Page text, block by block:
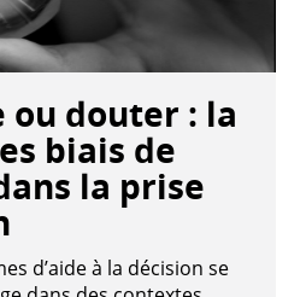
ou douter : la
biais de
la prise
d’aide à la décision se